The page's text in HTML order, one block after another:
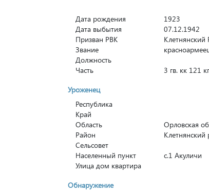
Дата рождения
1923
Дата выбытия
07.12.1942
Призван РВК
Клетнянский
Звание
Должность
Часть
3 гв. кк 121
Уроженец
Республика
Край
Область
Орловская
Район
Клетнянский
Сельсовет
Населенный пункт
с.1 Акуличи
Улица дом квартира
Обнаружение